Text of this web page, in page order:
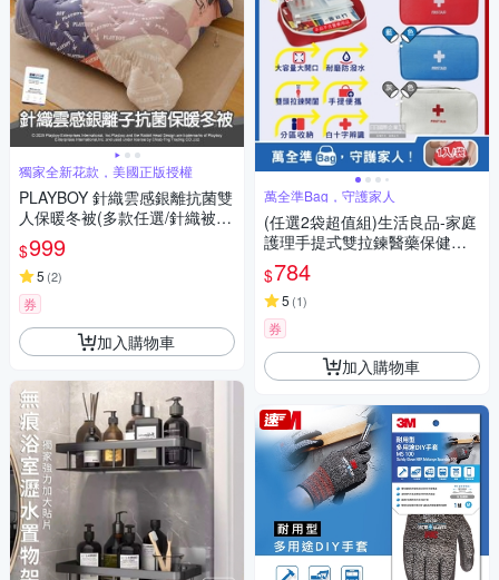
獨家全新花款，美國正版授權
PLAYBOY 針織雲感銀離抗菌雙
人保暖冬被(多款任選/針織被/
保暖被/抗菌被)
$999
5 (2)
券
加入購物車
萬全準Bag，守護家人
(任選2袋超值組)生活良品-家庭
護理手提式雙拉鍊醫藥保健品
大容量分類收納包1入/袋(居家
用應急常備藥品包,車用旅行戶
外防災防疫急救箱,本品不含醫
療用品)
$784
5 (1)
券
加入購物車